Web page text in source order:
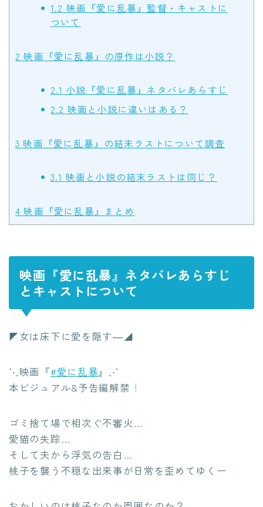
1.2 映画『愛に乱暴』監督・キャストに
ついて
2 映画『愛に乱暴』の原作は小説？
2.1 小説『愛に乱暴』ネタバレあらすじ
2.2 映画と小説に違いはある？
3 映画『愛に乱暴』の結末ラストについて調査
3.1 映画と小説の結末ラストは同じ？
4 映画『愛に乱暴』まとめ
映画『愛に乱暴』ネタバレあらすじ
とキャストについて
◤女は床下に愛を隠す―◢
⋱映画『#愛に乱暴』⋰
本ビジュアル&予告編解禁
ゴミ捨て場で相次ぐ不審火…
愛猫の失踪…
そして夫から浮気の告白…
桃子を襲う不穏な出来事が日常を歪めてゆくー